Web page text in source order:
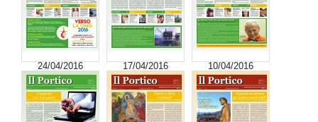
24/04/2016 17/04/2016 10/04/2016